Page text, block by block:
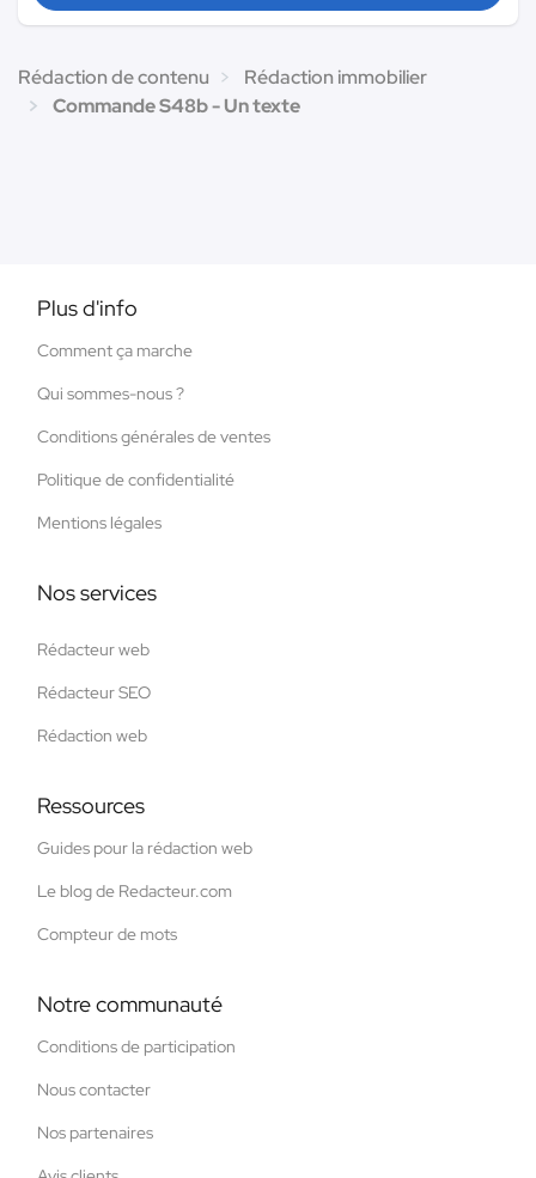
Rédaction de contenu
Rédaction immobilier
Commande S48b - Un texte
Plus d'info
Comment ça marche
Qui sommes-nous ?
Conditions générales de ventes
Politique de confidentialité
Mentions légales
Nos services
Rédacteur web
Rédacteur SEO
Rédaction web
Ressources
Guides pour la rédaction web
Le blog de Redacteur.com
Compteur de mots
Notre communauté
Conditions de participation
Nous contacter
Nos partenaires